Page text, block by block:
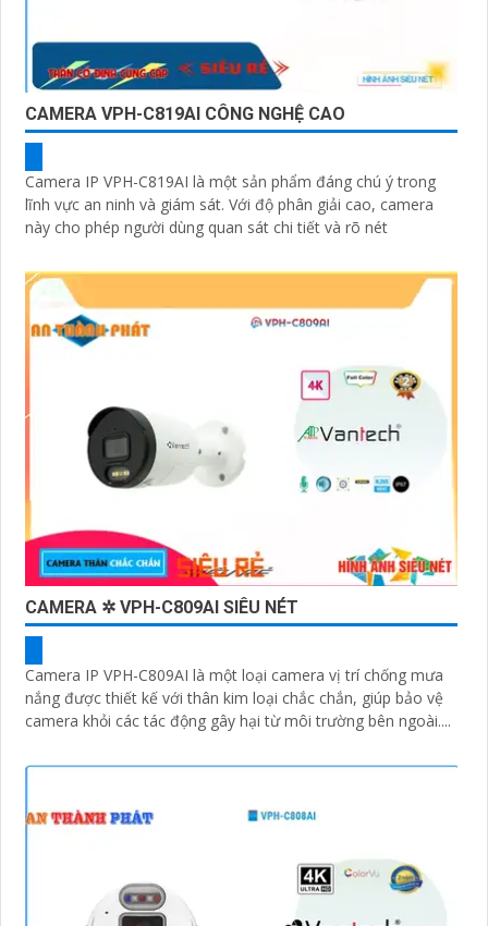
CAMERA VPH-C819AI CÔNG NGHỆ CAO
Camera IP VPH-C819AI là một sản phẩm đáng chú ý trong
lĩnh vực an ninh và giám sát. Với độ phân giải cao, camera
này cho phép người dùng quan sát chi tiết và rõ nét
CAMERA ✲ VPH-C809AI SIÊU NÉT
Camera IP VPH-C809AI là một loại camera vị trí chống mưa
nắng được thiết kế với thân kim loại chắc chắn, giúp bảo vệ
camera khỏi các tác động gây hại từ môi trường bên ngoài....